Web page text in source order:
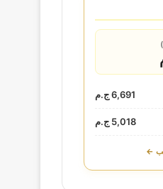
6,691 ج.م
5,018 ج.م
←